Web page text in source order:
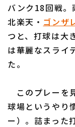
特定商取引法の表示
バンク18回戦。
北楽天・ ゴンザ
つと、打球は大
は華麗なスライ
た。
このプレーを
球場というやり
ー）。詰まった